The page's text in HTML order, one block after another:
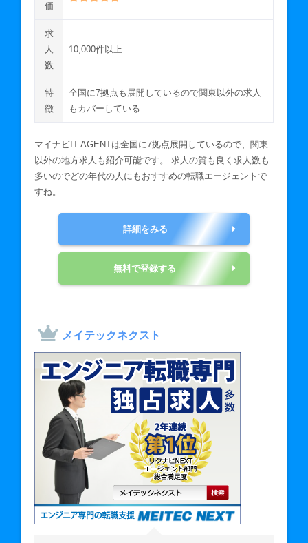
価
求
人
数
10,000件以上
特
徴
全国に7拠点も展開しているので関東以外の求人
もカバーしている
マイナビIT AGENTは全国に7拠点展開しているので、関東
以外の地方求人も紹介可能です。 求人の質も良く求人数も
多いのでどの年代の人にもおすすめの転職エージェントで
すね。
詳細をみる
無料で登録する
メイテックネクスト